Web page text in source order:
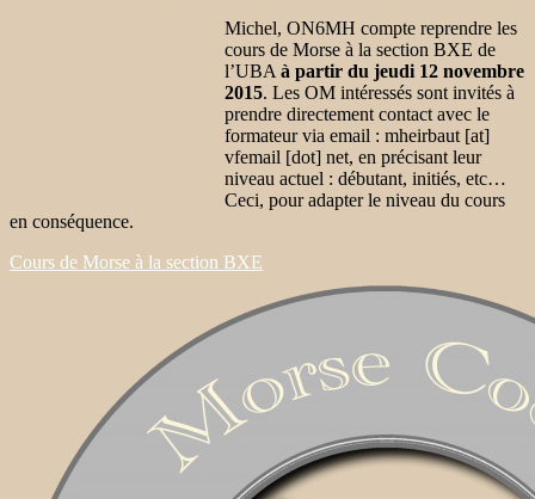
Michel, ON6MH compte reprendre les
cours de Morse à la section BXE de
l’UBA à partir du jeudi 12 novembre
2015. Les OM intéressés sont invités à
prendre directement contact avec le
formateur via email : mheirbaut [at]
vfemail [dot] net, en précisant leur
niveau actuel : débutant, initiés, etc…
Ceci, pour adapter le niveau du cours
en conséquence.
Cours de Morse à la section BXE